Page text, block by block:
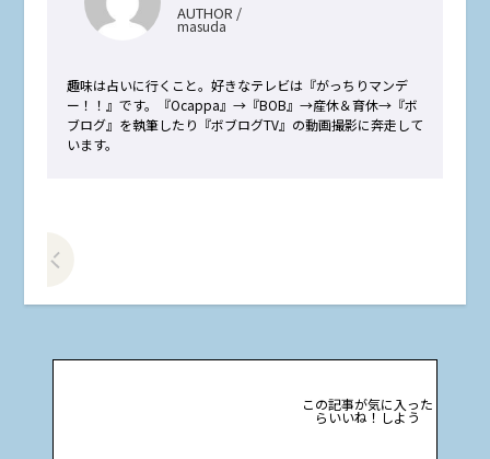
AUTHOR /
masuda
趣味は占いに行くこと。好きなテレビは『がっちりマンデ
ー！！』です。『Ocappa』→『BOB』→産休＆育休→『ボ
ブログ』を執筆したり『ボブログTV』の動画撮影に奔走して
います。
この記事が気に入った
らいいね！しよう